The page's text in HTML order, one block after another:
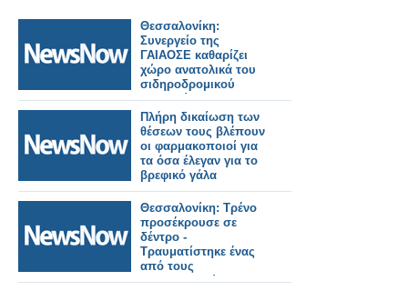
Θεσσαλονίκη:
Συνεργείο της
ΓΑΙΑΟΣΕ καθαρίζει
χώρο ανατολικά του
σιδηροδρομικού
σταθμού
Πλήρη δικαίωση των
θέσεων τους βλέπουν
οι φαρμακοποιοί για
τα όσα έλεγαν για το
βρεφικό γάλα
Θεσσαλονίκη: Τρένο
προσέκρουσε σε
δέντρο -
Τραυματίστηκε ένας
από τους
μηχανοδηγούς